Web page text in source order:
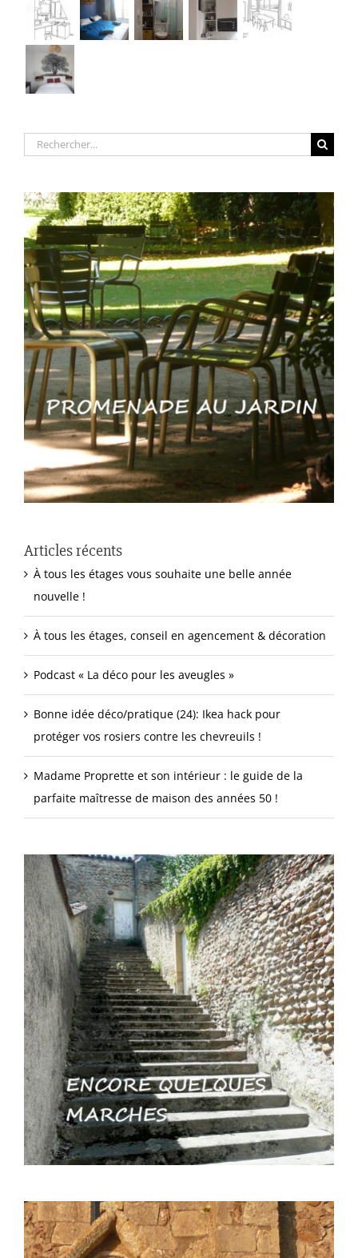
Rechercher:
Articles récents
À tous les étages vous souhaite une belle année
nouvelle !
À tous les étages, conseil en agencement & décoration
Podcast « La déco pour les aveugles »
Bonne idée déco/pratique (24): Ikea hack pour
protéger vos rosiers contre les chevreuils !
Madame Proprette et son intérieur : le guide de la
parfaite maîtresse de maison des années 50 !